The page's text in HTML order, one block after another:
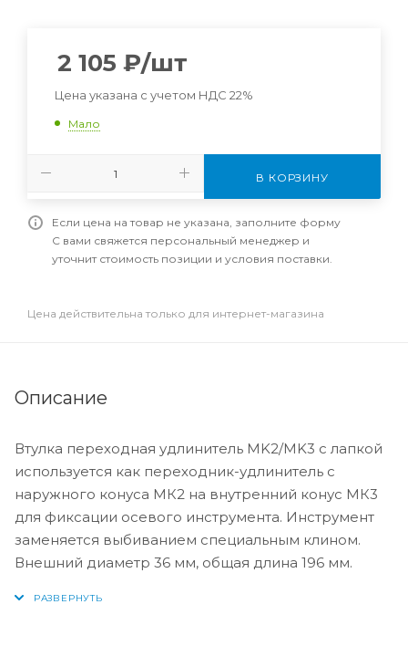
2 105 ₽/шт
Цена указана с учетом НДС 22%
Мало
В КОРЗИНУ
Если цена на товар не указана, заполните форму
С вами свяжется персональный менеджер и
уточнит стоимость позиции и условия поставки.
Цена действительна только для интернет-магазина
Описание
Втулка переходная удлинитель MK2/MK3 с лапкой
используется как переходник-удлинитель с
наружного конуса МК2 на внутренний конус МК3
для фиксации осевого инструмента. Инструмент
заменяется выбиванием специальным клином.
Внешний диаметр 36 мм, общая длина 196 мм.